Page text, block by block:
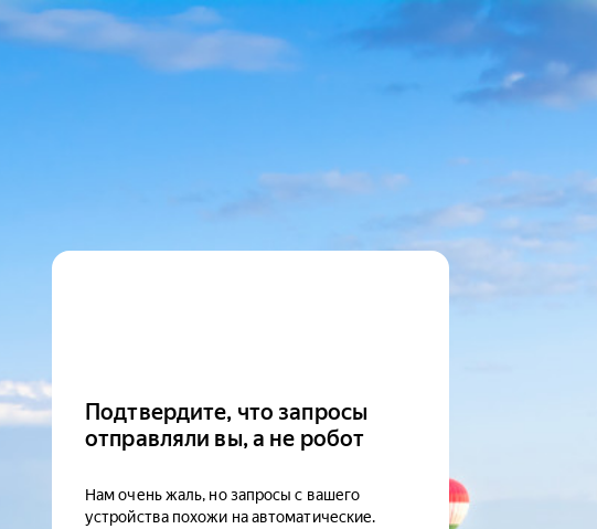
Подтвердите, что запросы
отправляли вы, а не робот
Нам очень жаль, но запросы с вашего
устройства похожи на автоматические.